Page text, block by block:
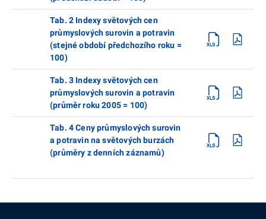
Tab. 2 Indexy světových cen
průmyslových surovin a potravin
(stejné období předchozího roku =
100)
Tab. 3 Indexy světových cen
průmyslových surovin a potravin
(průměr roku 2005 = 100)
Tab. 4 Ceny průmyslových surovin
a potravin na světových burzách
(průměry z denních záznamů)